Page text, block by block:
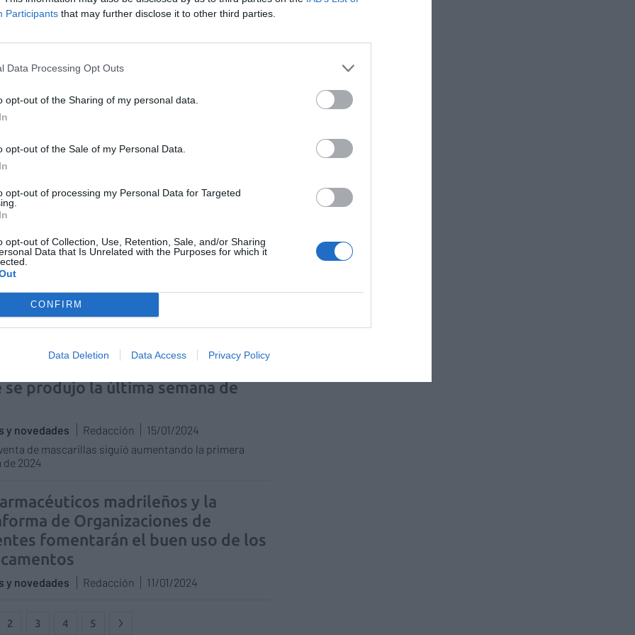
Participants that may further disclose it to other third parties.
Data Processing Opt Outs
opt-out of the Sharing of my personal data.
opt-out of the Sale of my Personal Data.
opt-out of processing my Personal Data for Targeted
opt-out of Collection, Use, Retention, Sale, and/or Sharing
Data that Is Unrelated with the Purposes for which it
CONFIRM
Data Deletion Data Access Privacy Policy
y consejo, estés donde
retos asistenciales: la farmacia refuerza su
y atención al paciente
y estrategias
y bienestar social. El farmacéutico como
de la salud: cuidado de la salud de
desde el punto de vista
prevención
Cathaysa González Barbero
se produjo la última semana de
y novedades Redacción
15/01/2024
de mascarillas siguió aumentando la primera
de 2024
madrileños y la
de Organizaciones de
fomentarán el buen uso de los
y novedades Redacción 11/01/2024
2 3 4 5